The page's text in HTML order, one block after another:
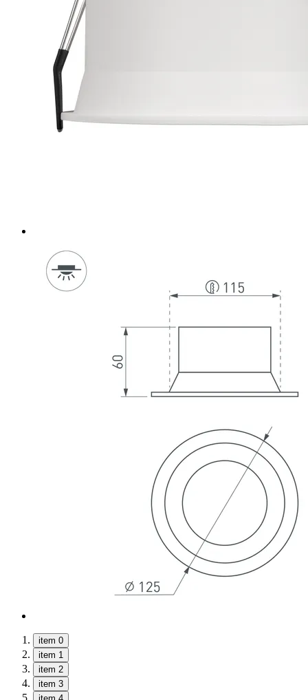
item 0
item 1
item 2
item 3